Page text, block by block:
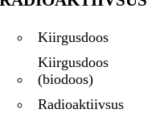
Kiirgusdoos
Kiirgusdoos
(biodoos)
Radioaktiivsus